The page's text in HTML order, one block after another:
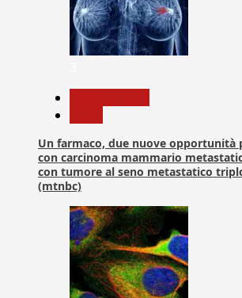
Un farmaco, due nuove opportunità
con carcinoma mammario
con tumore al seno metastatico
(mtnbc)